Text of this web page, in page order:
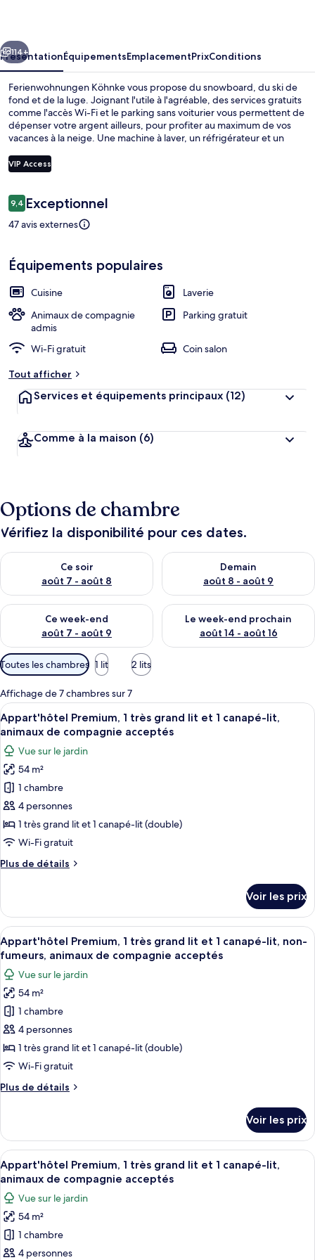
Suivant
114+
PrésentationÉquipementsEmplacementPrixConditions
Ferienwohnungen Köhnke vous propose du snowboard, du ski de
fond et de la luge. Joignant l'utile à l'agréable, des services gratuits
comme l'accès Wi-Fi et le parking sans voiturier vous permettent de
dépenser votre argent ailleurs, pour profiter au maximum de vos
vacances à la neige. Une machine à laver, un réfrigérateur et un
trouverez dans les hébergements. Au menu également pour les
skieurs : un local à skis.
VIP Access
Avis
voyageurs
9,49,4 sur 10
Exceptionnel
47 avis externes
Équipements populaires
Cuisine
Laverie
Animaux de compagnie
admis
Parking gratuit
Wi-Fi gratuit
Coin salon
Tout afficher
Services et équipements principaux (12)
Comme à la maison (6)
Options de chambre
Vérifiez la disponibilité pour ces dates.
Ce soir
août 7 - août 8
Vérifier la disponibilité pour ce soir août 7 - août 8
Demain
août 8 - août 9
Vérifier la disponibilité pour
Ce week-end
août 7 - août 9
Vérifier la disponibilité pour ce week-end août 7 - août 9
Le week-end prochain
août 14 - août 16
Vérifier la disponibilité pour
Filtres
disponibles
pour
les
chambres
Toutes les chambres 1 lit 2 lits
Affichage de 7 chambres sur 7
Afficher
toutes
les
photos
pour
ce
type
de
chambre :
Premium,
grand
lit
et
canapé-
lit,
animaux
de
compagnie
acceptés
Une silhouette de cerf décorative
13
Appart'hôtel Premium, 1 très grand lit et 1 canapé-lit,
animaux de compagnie acceptés
Vue sur le jardin
54 m²
1 chambre
4 personnes
1 très grand lit et 1 canapé-lit (double)
Wi-Fi gratuit
Plus de détails
Plus
le
type
de
chambre
Appart'hôtel
Premium,
très
grand
lit
canapé-
animaux
Voir les prix
Afficher
toutes
les
photos
pour
ce
type
de
chambre :
Premium,
grand
lit
et
canapé-
lit,
non-
Un salon avec un canapé gris, des
16
Appart'hôtel Premium, 1 très grand lit et 1 canapé-lit, non-
fumeurs, animaux de compagnie acceptés
Vue sur le jardin
54 m²
1 chambre
4 personnes
1 très grand lit et 1 canapé-lit (double)
Wi-Fi gratuit
Plus de détails
Plus
le
type
de
chambre
Premium,
très
grand
lit
Voir les prix
Afficher
toutes
les
photos
pour
ce
type
Un lit double avec une tête de lit en
19
Appart'hôtel Premium, 1 très grand lit et 1 canapé-lit,
animaux de compagnie acceptés
Vue sur le jardin
54 m²
1 chambre
4 personnes